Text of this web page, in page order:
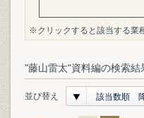
※クリックすると該当する業
"藤山雷太"資料編の検索
並び替え 該当数順